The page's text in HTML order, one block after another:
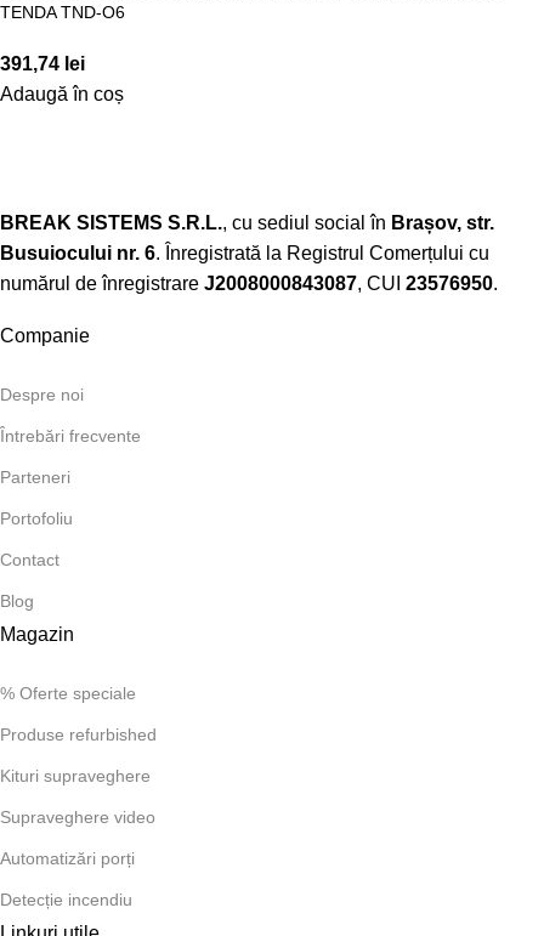
TENDA TND-O6
391,74 lei
Adaugă în coș
BREAK SISTEMS S.R.L., cu sediul social în Brașov, str.
Busuiocului nr. 6. Înregistrată la Registrul Comerțului cu
numărul de înregistrare J2008000843087, CUI 23576950.​
Companie
Despre noi
Întrebări frecvente
Parteneri
Portofoliu
Contact
Blog
Magazin
% Oferte speciale
Produse refurbished
Kituri supraveghere
Supraveghere video
Automatizări porți
Detecție incendiu